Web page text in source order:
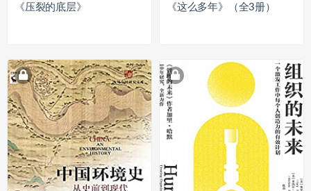
《压裂的底层》 《这么多年》（全3册）